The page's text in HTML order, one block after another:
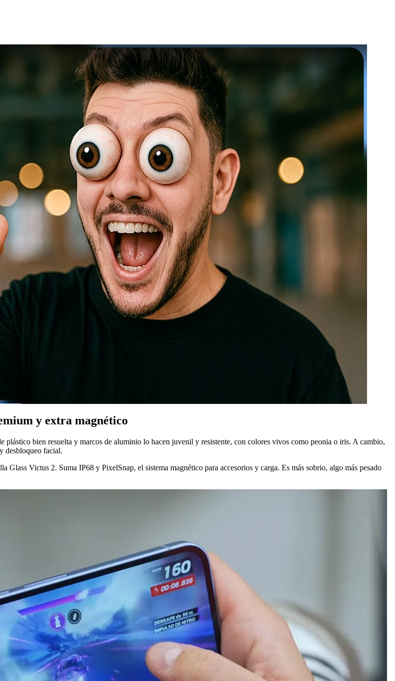
y extra magnético
plástico bien resuelta y marcos de aluminio lo hacen juvenil y resistente, con colores vivos como peonia o iris. A cambio,
desbloqueo facial.
Glass Victus 2. Suma IP68 y PixelSnap, el sistema magnético para accesorios y carga. Es más sobrio, algo más pesado